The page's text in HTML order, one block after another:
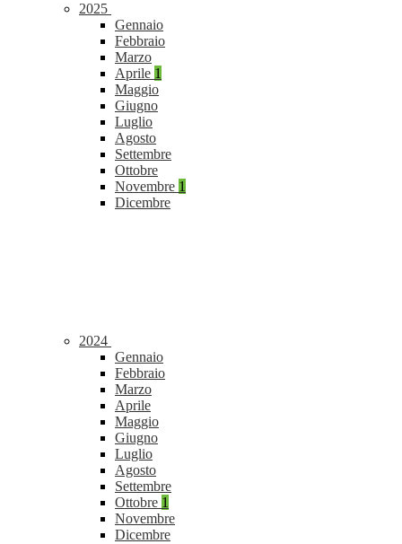
2025
Gennaio
Febbraio
Marzo
Aprile 1
Maggio
Giugno
Luglio
Agosto
Settembre
Ottobre
Novembre 1
Dicembre
2024
Gennaio
Febbraio
Marzo
Aprile
Maggio
Giugno
Luglio
Agosto
Settembre
Ottobre 1
Novembre
Dicembre